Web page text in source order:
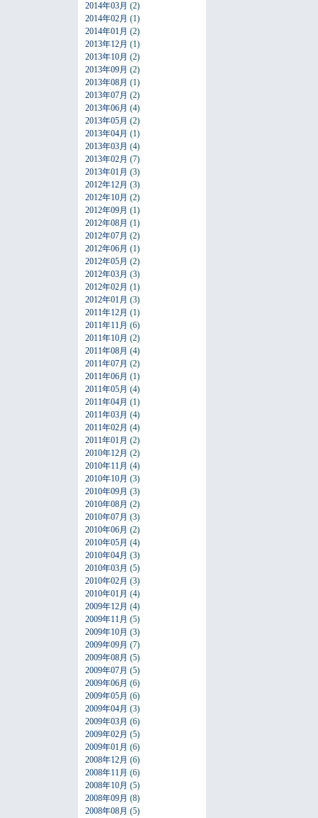
2014年03月 (2)
2014年02月 (1)
2014年01月 (2)
2013年12月 (1)
2013年10月 (2)
2013年09月 (2)
2013年08月 (1)
2013年07月 (2)
2013年06月 (4)
2013年05月 (2)
2013年04月 (1)
2013年03月 (4)
2013年02月 (7)
2013年01月 (3)
2012年12月 (3)
2012年10月 (2)
2012年09月 (1)
2012年08月 (1)
2012年07月 (2)
2012年06月 (1)
2012年05月 (2)
2012年03月 (3)
2012年02月 (1)
2012年01月 (3)
2011年12月 (1)
2011年11月 (6)
2011年10月 (2)
2011年08月 (4)
2011年07月 (2)
2011年06月 (1)
2011年05月 (4)
2011年04月 (1)
2011年03月 (4)
2011年02月 (4)
2011年01月 (2)
2010年12月 (2)
2010年11月 (4)
2010年10月 (3)
2010年09月 (3)
2010年08月 (2)
2010年07月 (3)
2010年06月 (2)
2010年05月 (4)
2010年04月 (3)
2010年03月 (5)
2010年02月 (3)
2010年01月 (4)
2009年12月 (4)
2009年11月 (5)
2009年10月 (3)
2009年09月 (7)
2009年08月 (5)
2009年07月 (5)
2009年06月 (6)
2009年05月 (6)
2009年04月 (3)
2009年03月 (6)
2009年02月 (5)
2009年01月 (6)
2008年12月 (6)
2008年11月 (6)
2008年10月 (5)
2008年09月 (8)
2008年08月 (5)